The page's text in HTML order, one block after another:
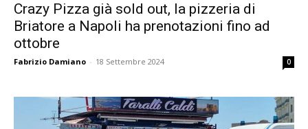
Crazy Pizza già sold out, la pizzeria di
Briatore a Napoli ha prenotazioni fino ad
ottobre
Fabrizio Damiano - 18 Settembre 2024 0